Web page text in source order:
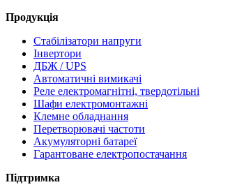
Продукція
Стабілізатори напруги
Інвертори
ДБЖ / UPS
Автоматичні вимикачі
Реле електромагнітні, твердотільні
Шафи електромонтажні
Клемне обладнання
Перетворювачі частоти
Акумуляторні батареї
Гарантоване електропостачання
Підтримка